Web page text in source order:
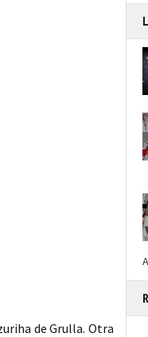
de Grulla. Otra